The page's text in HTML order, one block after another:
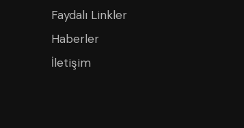
Faydalı Linkler
Haberler
İletişim